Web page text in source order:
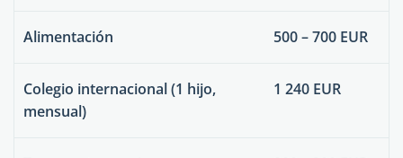
Alimentación 500 – 700 EUR
Colegio internacional (1 hijo,
mensual)
1 240 EUR